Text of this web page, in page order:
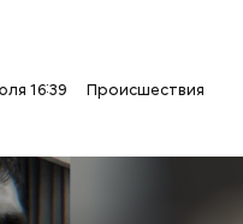
16:39 Происшествия
оборот
дела